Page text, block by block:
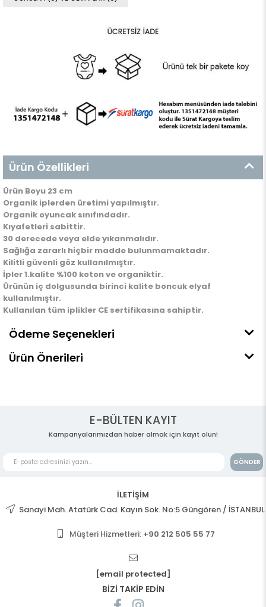
Ürün Özellikleri
Ürün Boyu 23 cm
Organik iplerden üretimi yapılmıştır.
Organik oyuncak sınıfındadır.
Kıyafetleri sabittir.
30 derecede veya elde yıkanmalıdır.
Sağlığa zararlı hiçbir madde bulunmamaktadır.
Kilitli güvenli göz kullanılmıştır.
İpler 1.kalite %100 koton ve organiktir.
Ürünün iç dolgusunda birinci kalite boncuk elyaf
kullanılmıştır.
Kullanılan tüm iplikler CE sertifikasına sahiptir.
Ödeme Seçenekleri
Ürün Önerileri
E-BÜLTEN KAYIT
Kampanyalarımızdan haber almak için kayıt olun!
GÖNDER
İLETİŞİM
Sanayi Mah. Atatürk Cad. Kayın Sok. No:5 Güngören / İSTANBUL
Müşteri Hizmetleri: +90 212 505 55 77
[email protected]
BİZİ TAKİP EDİN